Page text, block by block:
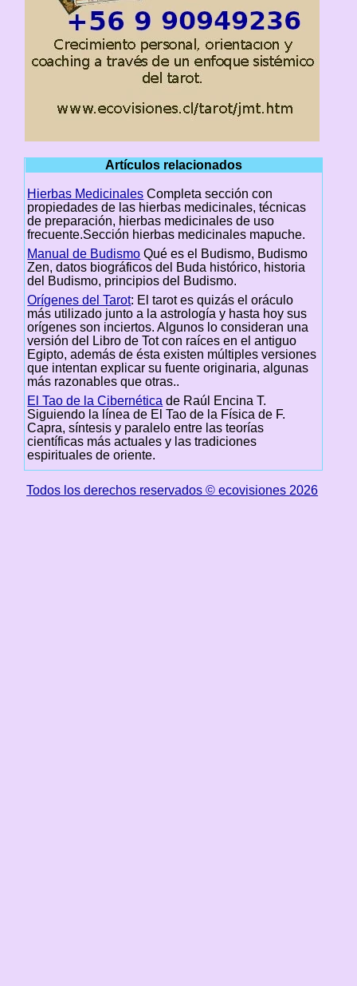
Artículos relacionados
Hierbas Medicinales Completa sección con
propiedades de las hierbas medicinales, técnicas
de preparación, hierbas medicinales de uso
frecuente.Sección hierbas medicinales mapuche.
Manual de Budismo Qué es el Budismo, Budismo
Zen, datos biográficos del Buda histórico, historia
del Budismo, principios del Budismo.
Orígenes del Tarot: El tarot es quizás el oráculo
más utilizado junto a la astrología y hasta hoy sus
orígenes son inciertos. Algunos lo consideran una
versión del Libro de Tot con raíces en el antiguo
Egipto, además de ésta existen múltiples versiones
que intentan explicar su fuente originaria, algunas
más razonables que otras..
El Tao de la Cibernética de Raúl Encina T.
Siguiendo la línea de El Tao de la Física de F.
Capra, síntesis y paralelo entre las teorías
científicas más actuales y las tradiciones
espirituales de oriente.
Todos los derechos reservados © ecovisiones 2026